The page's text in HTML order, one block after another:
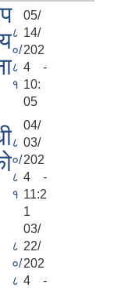
८
०/
८
१
05/
14/
202
4 -
10:
05
८
०/
८
१
04/
03/
202
4 -
11:2
1
८
०/
८
03/
22/
202
4 -